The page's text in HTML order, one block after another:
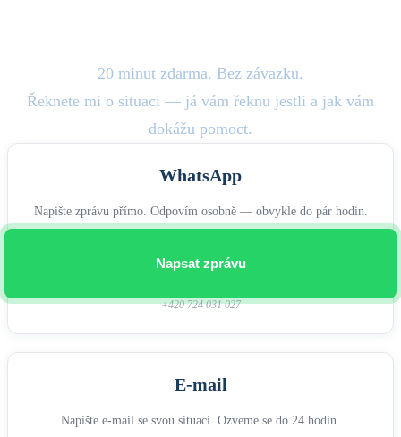
20 minut zdarma. Bez závazku.
Řeknete mi o situaci — já vám řeknu jestli a jak vám
dokážu pomoct.
WhatsApp
Napište zprávu přímo. Odpovím osobně — obvykle do pár hodin.
Napsat zprávu
+420 724 031 027
E-mail
Napište e-mail se svou situací. Ozveme se do 24 hodin.